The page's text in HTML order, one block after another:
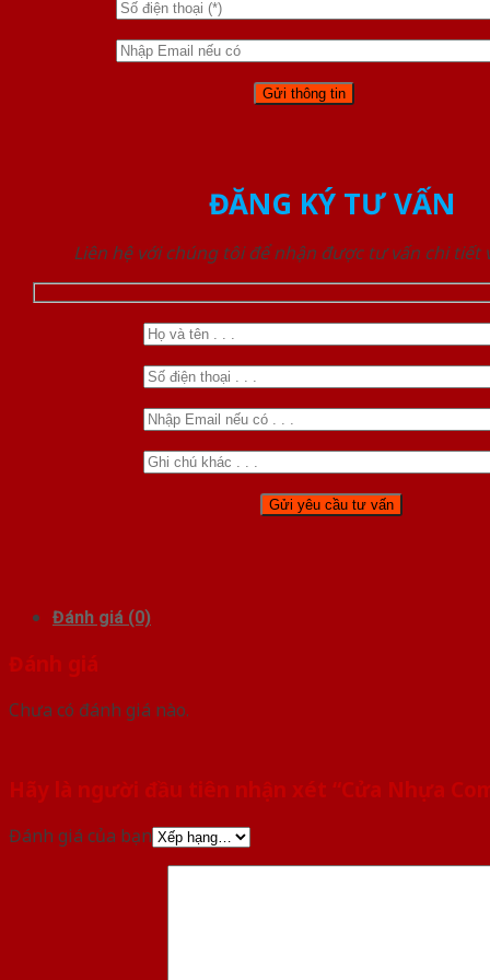
ĐĂNG KÝ TƯ VẤN
Liên hệ với chúng tôi để nhận được tư vấn chi tiết
Đánh giá (0)
Đánh giá
Chưa có đánh giá nào.
Hãy là người đầu tiên nhận xét “Cửa Nhựa
Đánh giá của bạn